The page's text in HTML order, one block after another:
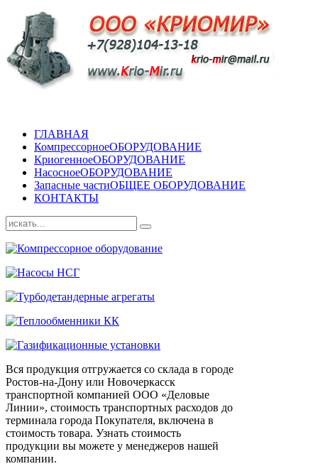
ГЛАВНАЯ
КомпрессорноеОБОРУДОВАНИЕ
КриогенноеОБОРУДОВАНИЕ
НасосноеОБОРУДОВАНИЕ
Запасные частиОБЩЕЕ ОБОРУДОВАНИЕ
КОНТАКТЫ
Вся продукция отгружается со склада в городе
Ростов-на-Дону или Новочеркасск
транспортной компанией ООО «Деловые
Линии», стоимость транспортных расходов до
терминала города Покупателя, включена в
стоимость товара. Узнать стоимость
продукции вы можете у менеджеров нашей
компании.